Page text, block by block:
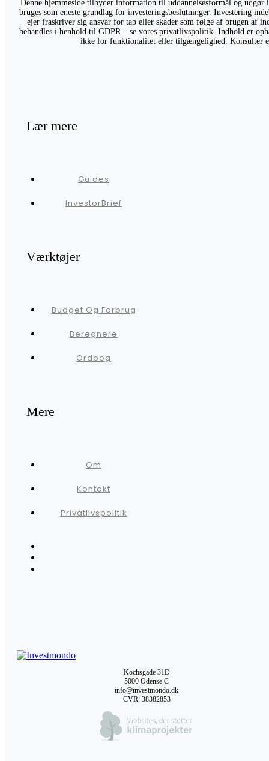
Denne hjemmeside tilbyder information til uddannelsesformål og
bruges som eneste grundlag for investeringsbeslutninger. Investering
ejer fraskriver sig ansvar for tab eller skader som følge af brugen af
behandles i henhold til GDPR – se vores privatlivspolitik. Indhold er
ikke for funktionalitet eller tilgængelighed. Konsulter
Lær mere
Guides
InvestorBrief
Værktøjer
Budget Og Forbrug
Beregnere
Ordbog
Mere
Om
Kontakt
Privatlivspolitik
Kochsgade 31D
5000 Odense C
info@investmondo.dk
CVR: 38382853